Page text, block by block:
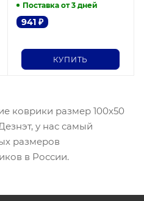
Поставка от 3 дней
941₽
КУПИТЬ
коврики размер 100х50
у нас самый
размеров
в России.